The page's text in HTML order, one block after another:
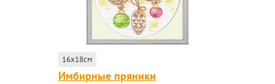
16x18см
Имбирные пряники